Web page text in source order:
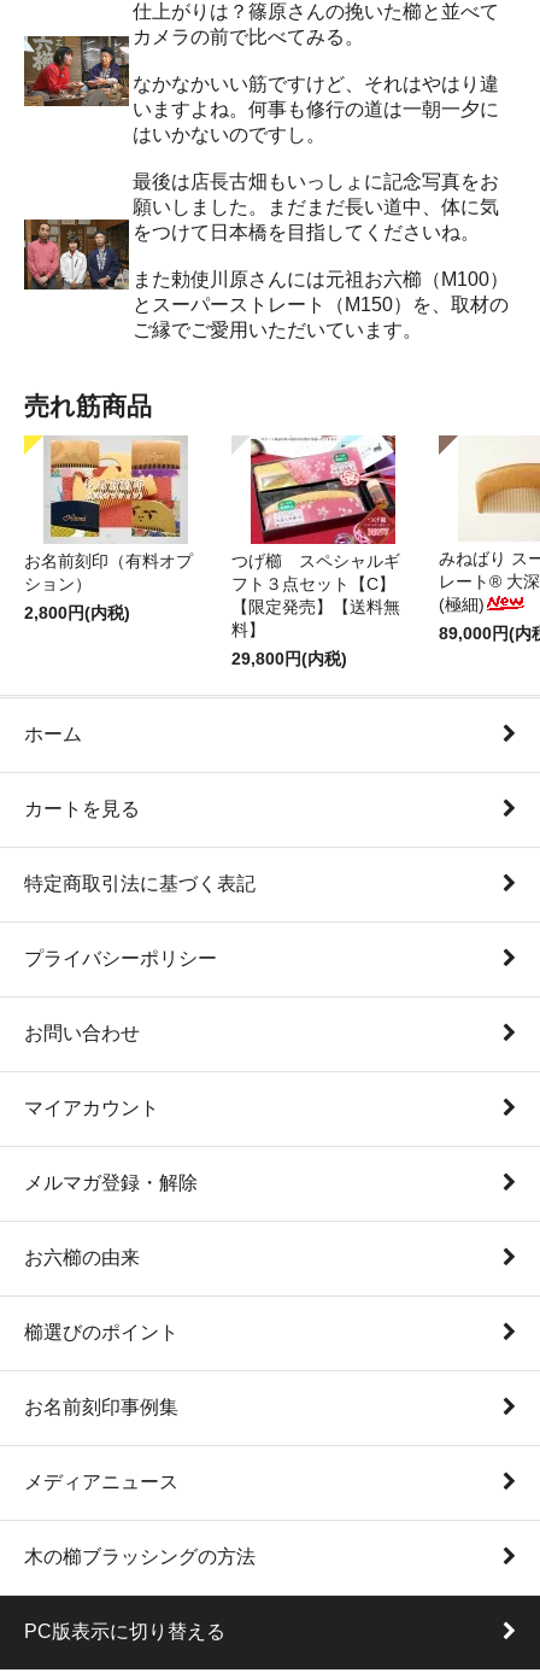
仕上がりは？篠原さんの挽いた櫛と並べて
カメラの前で比べてみる。
なかなかいい筋ですけど、それはやはり違
いますよね。何事も修行の道は一朝一夕に
はいかないのですし。
最後は店長古畑もいっしょに記念写真をお
願いしました。まだまだ長い道中、体に気
をつけて日本橋を目指してくださいね。
また勅使川原さんには元祖お六櫛（M100）
とスーパーストレート（M150）を、取材の
ご縁でご愛用いただいています。
売れ筋商品
お名前刻印（有料オプ
ション）
2,800円(内税)
つげ櫛 スペシャルギ
フト３点セット【C】
【限定発売】【送料無
料】
29,800円(内税)
みねばり ス
レート® 大
(極細)
89,000円(内
ホーム
カートを見る
特定商取引法に基づく表記
プライバシーポリシー
お問い合わせ
マイアカウント
メルマガ登録・解除
お六櫛の由来
櫛選びのポイント
お名前刻印事例集
メディアニュース
木の櫛ブラッシングの方法
PC版表示に切り替える